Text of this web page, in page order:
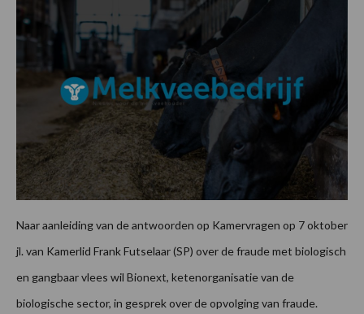
Naar aanleiding van de antwoorden op Kamervragen op 7 oktober
jl. van Kamerlid Frank Futselaar (SP) over de fraude met biologisch
en gangbaar vlees wil Bionext, ketenorganisatie van de
biologische sector, in gesprek over de opvolging van fraude.